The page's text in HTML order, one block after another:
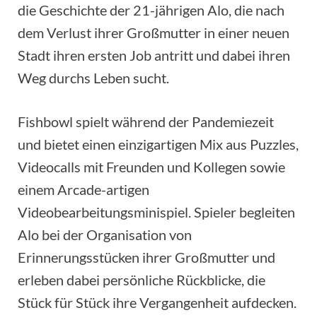
die Geschichte der 21-jährigen Alo, die nach
dem Verlust ihrer Großmutter in einer neuen
Stadt ihren ersten Job antritt und dabei ihren
Weg durchs Leben sucht.
Fishbowl spielt während der Pandemiezeit
und bietet einen einzigartigen Mix aus Puzzles,
Videocalls mit Freunden und Kollegen sowie
einem Arcade-artigen
Videobearbeitungsminispiel. Spieler begleiten
Alo bei der Organisation von
Erinnerungsstücken ihrer Großmutter und
erleben dabei persönliche Rückblicke, die
Stück für Stück ihre Vergangenheit aufdecken.